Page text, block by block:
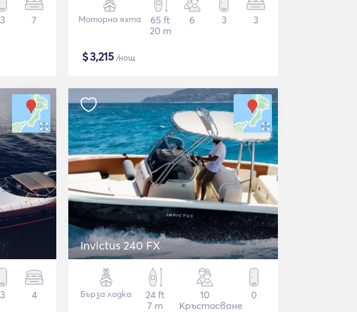
3 7 Моторна яхта
65 ft
20 m
6 3 3
$3,215 /нощ
3 4
Invictus 240 FX
Бърза лодка
24 ft
7 m
10
Кръстосване
0